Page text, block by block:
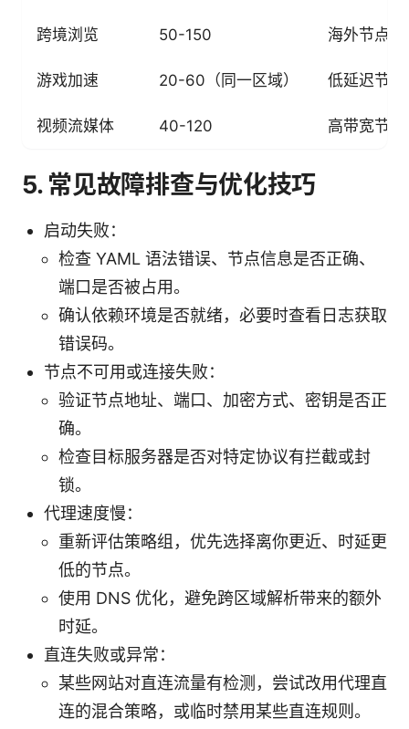
跨境浏览 50-150 海外节点
游戏加速 20-60（同一区域） 低延迟节点
视频流媒体 40-120 高带宽节点
5. 常见故障排查与优化技巧
启动失败：
检查 YAML 语法错误、节点信息是否正确、
端口是否被占用。
确认依赖环境是否就绪，必要时查看日志获取
错误码。
节点不可用或连接失败：
验证节点地址、端口、加密方式、密钥是否正
确。
检查目标服务器是否对特定协议有拦截或封
锁。
代理速度慢：
重新评估策略组，优先选择离你更近、时延更
低的节点。
使用 DNS 优化，避免跨区域解析带来的额外
时延。
直连失败或异常：
某些网站对直连流量有检测，尝试改用代理直
连的混合策略，或临时禁用某些直连规则。